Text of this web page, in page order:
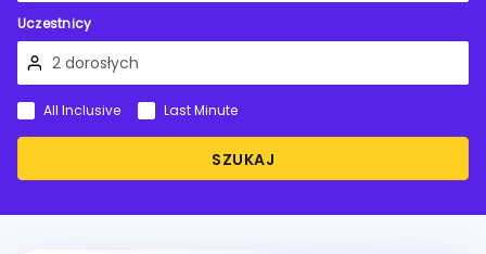
Uczestnicy
SZUKAJ
All Inclusive Last Minute